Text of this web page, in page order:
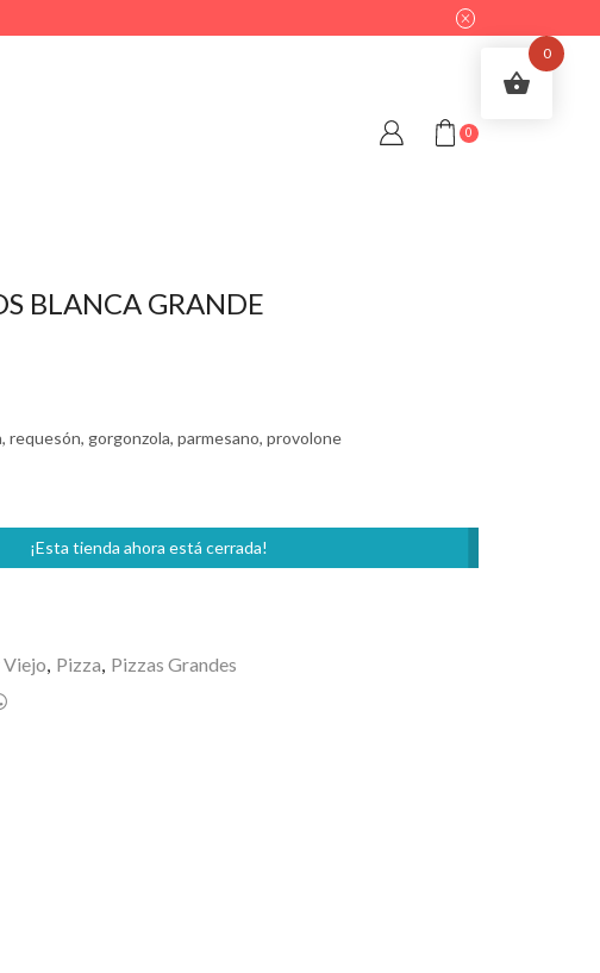
0
BLANCA GRANDE
requesón, gorgonzola, parmesano, provolone
¡Esta tienda ahora está cerrada!
Viejo, Pizza, Pizzas Grandes
0